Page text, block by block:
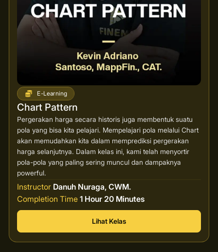
E-Learning
Chart Pattern
Pergerakan harga secara historis juga membentuk suatu
pola yang bisa kita pelajari. Mempelajari pola melalui Chart
akan memudahkan kita dalam memprediksi pergerakan
harga selanjutnya. Dalam kelas ini, kami telah menyortir
pola-pola yang paling sering muncul dan dampaknya
powerful.
Instructor Danuh Nuraga, CWM.
Completion Time 1 Hour 20 Minutes
Lihat Kelas